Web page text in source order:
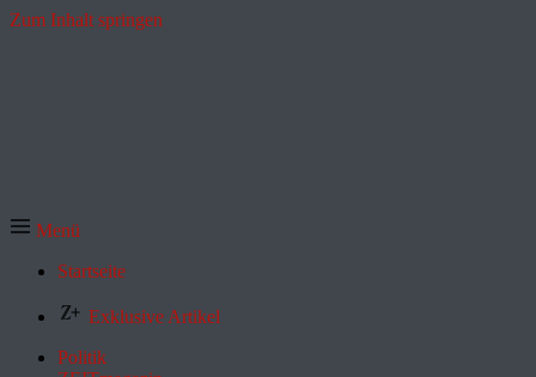
Zum Inhalt springen
Menü
Startseite
Exklusive Artikel
Politik